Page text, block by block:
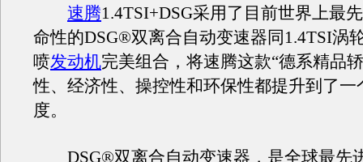
速腾1.4TSI+DSG采用了目前世界上最
命性的DSG®双离合自动变速器同1.4TSI涡
喷发动机完美组合，将速腾这款“德系精品
性、经济性、操控性和环保性都提升到了一
度。
DSG®双离合自动变速器，是全球最先